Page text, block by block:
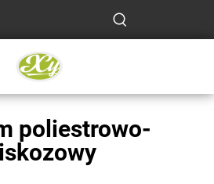
poliestrowo-